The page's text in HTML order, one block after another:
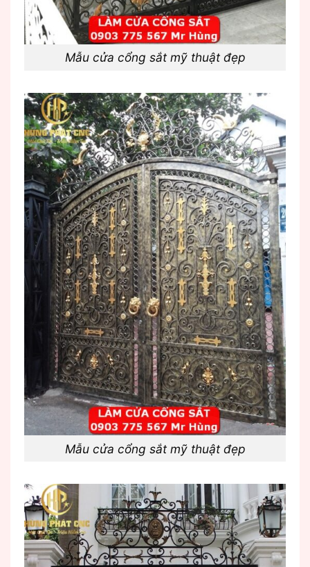
Mẫu cửa cổng sắt mỹ thuật đẹp
Mẫu cửa cổng sắt mỹ thuật đẹp